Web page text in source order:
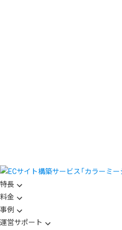
特長
料金
事例
運営サポート